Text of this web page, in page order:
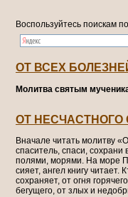
Воспользуйтесь поискам
ОТ ВСЕХ
Молитва святым
ОТ НЕСЧАСТНОГО
Вначале читать молитву
спаситель, спаси, сохрани
полями, морями. На море
сияет, ангел книгу читает.
сохраняет, от огня
бегущего, от злых и